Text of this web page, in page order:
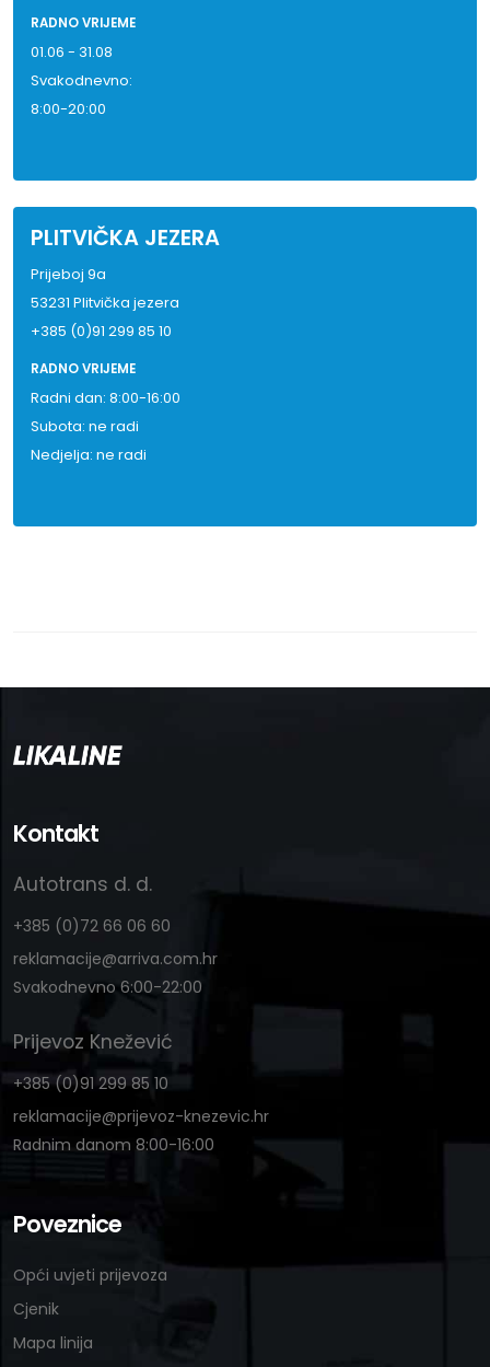
RADNO VRIJEME
01.06 - 31.08
Svakodnevno:
8:00-20:00
PLITVIČKA JEZERA
Prijeboj 9a
53231 Plitvička jezera
+385 (0)91 299 85 10
RADNO VRIJEME
Radni dan: 8:00-16:00
Subota: ne radi
Nedjelja: ne radi
Kontakt
Autotrans d. d.
+385 (0)72 66 06 60
reklamacije@arriva.com.hr
Svakodnevno 6:00-22:00
Prijevoz Knežević
+385 (0)91 299 85 10
reklamacije@prijevoz-knezevic.hr
Radnim danom 8:00-16:00
Poveznice
Opći uvjeti prijevoza
Cjenik
Mapa linija